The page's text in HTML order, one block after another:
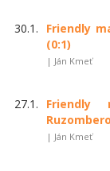
30.1.
Friendly
(0:1)
| Ján Kmeť
27.1.
Friendly
| Ján Kmeť